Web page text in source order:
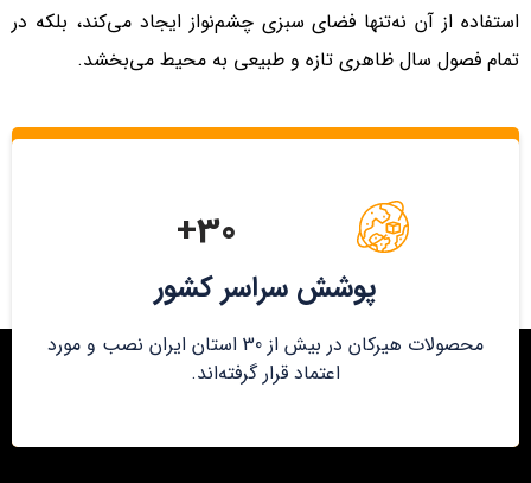
استفاده از آن نه‌تنها فضای سبزی چشم‌نواز ایجاد می‌کند، بلکه در
تمام فصول سال ظاهری تازه و طبیعی به محیط می‌بخشد.
30+
پوشش سراسر کشور
محصولات هیرکان در بیش از 30 استان ایران نصب و مورد
اعتماد قرار گرفته‌اند.